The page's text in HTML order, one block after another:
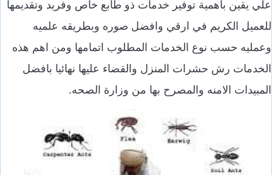
علي يقين باهمية توفير خدمات ذو طابع خاص وفريد وتقديمها
للعميل الكريم في ارقي وافضل صوره وبطريقه علميه
وعمليه حسب نوع الخدمات المطلوب اتمامها ومن اهم هذه
الخدمات رش حشرات المنزل والقضاء عليها نهائيا بافضل
المبيدات الامنه والمصرح بها من وزارة الصحه.